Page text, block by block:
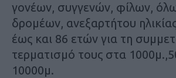
γονέων, συγγενών, φίλων,
δρομέων, ανεξαρτήτου
έως και 86 ετών για τη
τερματισμό τους στα
10000μ.